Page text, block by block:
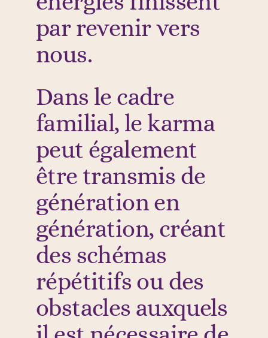
par revenir vers
nous.
Dans le cadre
familial, le karma
peut également
être transmis de
génération en
génération, créant
des schémas
répétitifs ou des
obstacles auxquels